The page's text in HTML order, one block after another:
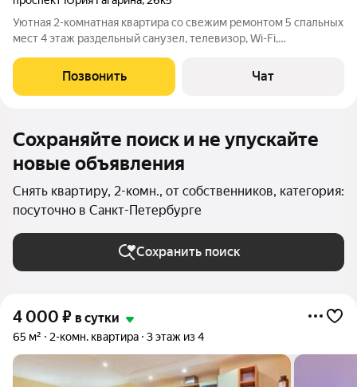
Уютная 2-комнатная квартира со свежим ремонтом 5 спальных
мест 4 этаж раздельный санузел, телевизор, Wi-Fi,
щётки. Идеально для семьи, компании или командировки всё
Позвонить Чат
Сохраняйте поиск и не упускайте
новые объявления
Снять квартиру, 2-комн., от собственников, категория:
посуточно в Санкт-Петербурге
Сохранить поиск
4 000 ₽ в сутки
65 м² 2-комн. квартира 3 этаж из 4